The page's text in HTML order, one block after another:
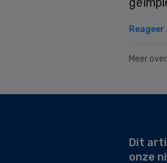
Meer
Dit
onze